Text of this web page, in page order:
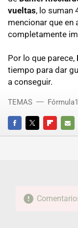
vueltas, lo suman
mencionar que en
completamente
Por lo que parece,
tiempo para dar
a conseguir.
FACEBOOKTWITTERFLIPBOARD
E-
TEMAS Fórmula1